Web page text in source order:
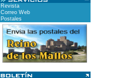
Revista
Correo Web
Postales